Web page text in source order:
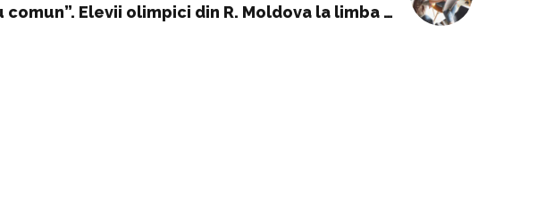
comun”. Elevii olimpici din R. Moldova la limba și